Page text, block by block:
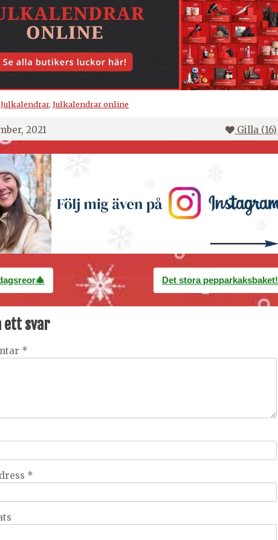
Julkalendrar, Julkalendrar online
2021 Gilla (16)
Det stora pepparkaksbaket!
ett svar
*
*